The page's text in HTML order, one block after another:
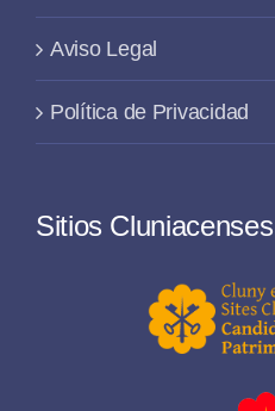
Aviso Legal
Política de Privacidad
Sitios Cluniacenses